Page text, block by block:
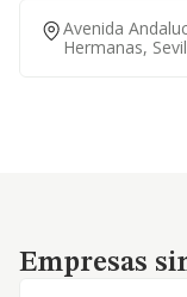
Avenida
Hermanas,
Empresas
Empresas